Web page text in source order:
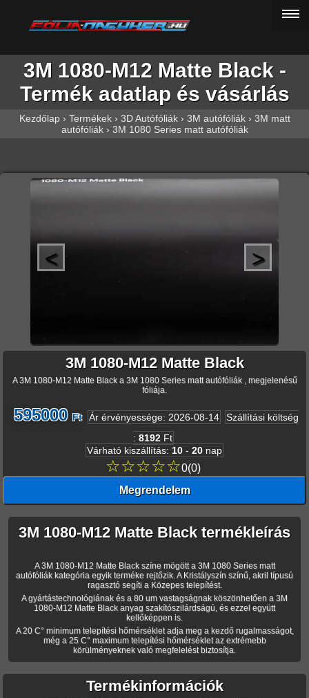
3M 1080-M12 Matte Black -
Termék adatlap és vásárlás
Kezdőlap› Termékek› 3D Autófóliák› 3M autófóliák› 3M matt
autófóliák› 3M 1080 Series matt autófóliák
< >
3M 1080-M12 Matte Black
A 3M 1080-M12 Matte Black a 3M 1080 Series matt autófóliák , megjelenésű
fóliája.
595000 Ft Ár érvényessége: 2026-08-14
Szállítási költség
: 8192 Ft
Várható kiszállítás: 10 - 20 nap
☆☆☆☆☆0(0)
Megrendelem
3M 1080-M12 Matte Black termékleírás
A 3M 1080-M12 Matte Black színe mögött a 3M 1080 Series matt
autófóliák kategória egyik terméke rejtőzik. A Kristályszín színű, akril típusú
ragasztó segíti a Közepes telepítést.
A gyártástechnológiának és a 80 um vastagságnak köszönhetően a 3M
1080-M12 Matte Black anyag szakítószilárdságú, és ezzel együtt
kellőképpen is.
A 20 C° minimum telepítési hőmérséklet adja meg a kezdő rugalmasságot,
még a 25 C° maximum telepítési hőmérséklet az extrémebb
körülményeknek való megfelelést biztosítja.
Termékinformációk